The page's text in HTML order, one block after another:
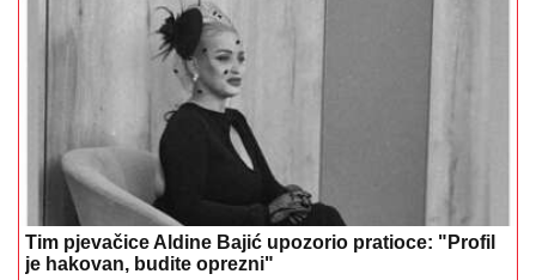
Tim pjevačice Aldine Bajić upozorio pratioce: "Profil
je hakovan, budite oprezni"